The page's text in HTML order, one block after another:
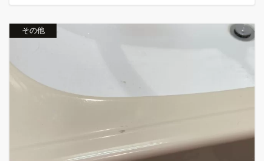
その他